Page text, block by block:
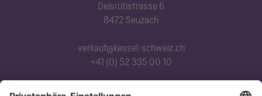
Deisrütistrasse 6
8472 Seuzach
verkauf@kessel-schweiz.ch
+41 (0) 52 335 00 10
Abonnieren Sie unseren Newsletter